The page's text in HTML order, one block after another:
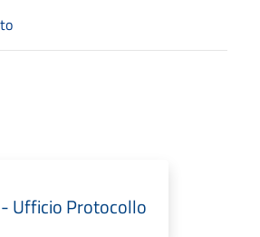
Ufficio Protocollo